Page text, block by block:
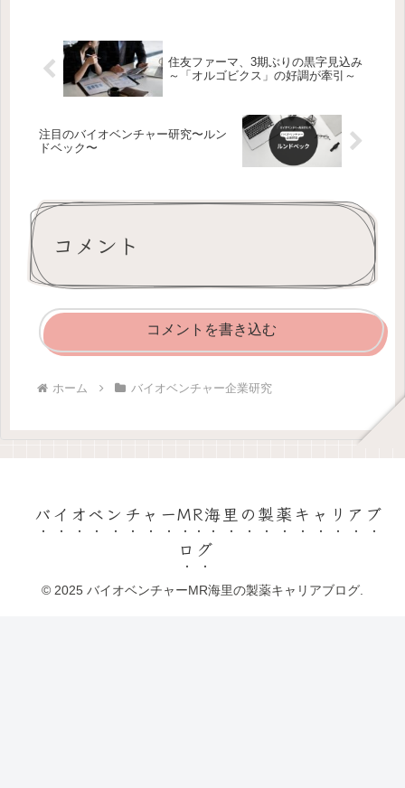
住友ファーマ、3期ぶりの黒字見込み
～「オルゴビクス」の好調が牽引～
注目のバイオベンチャー研究〜ルン
ドベック〜
コメント
コメントを書き込む
ホーム バイオベンチャー企業研究
バイオベンチャーMR海里の製薬キャリアブ
ログ
© 2025 バイオベンチャーMR海里の製薬キャリアブログ.